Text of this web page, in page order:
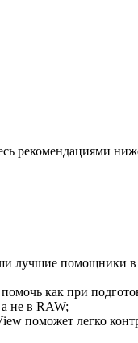
рекомендациями
лучшие помощники в
как при
не в RAW;
поможет легко